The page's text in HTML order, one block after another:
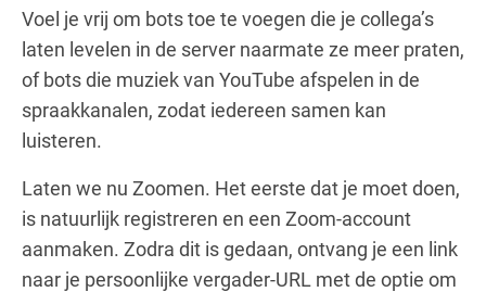
Voel je vrij om bots toe te voegen die je collega’s
laten levelen in de server naarmate ze meer praten,
of bots die muziek van YouTube afspelen in de
spraakkanalen, zodat iedereen samen kan
luisteren.
Laten we nu Zoomen. Het eerste dat je moet doen,
is natuurlijk registreren en een Zoom-account
aanmaken. Zodra dit is gedaan, ontvang je een link
naar je persoonlijke vergader-URL met de optie om